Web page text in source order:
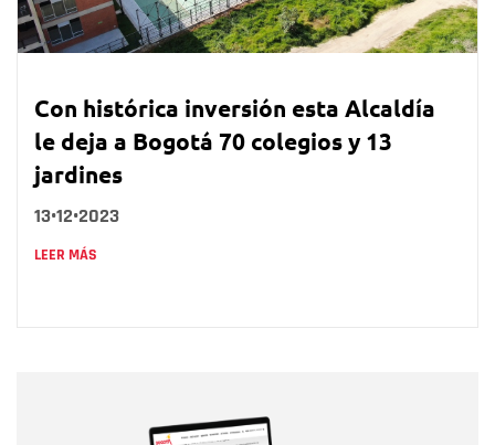
Con histórica inversión esta Alcaldía
le deja a Bogotá 70 colegios y 13
jardines
13•12•2023
LEER MÁS